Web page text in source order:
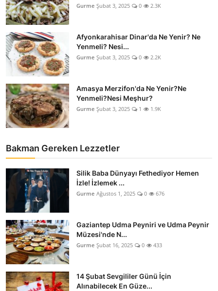
Gurme Şubat 3, 2025 0 2.3K
Afyonkarahisar Dinar'da Ne Yenir? Ne
Yenmeli? Nesi...
Gurme Şubat 3, 2025 0 2.2K
Amasya Merzifon'da Ne Yenir?Ne
Yenmeli?Nesi Meşhur?
Gurme Şubat 3, 2025 1 1.9K
Bakman Gereken Lezzetler
Silik Baba Dünyayı Fethediyor Hemen
İzle! İzlemek ...
Gurme Ağustos 1, 2025 0 676
Gaziantep Udma Peyniri ve Udma Peynir
Müzesi'nde N...
Gurme Şubat 16, 2025 0 433
14 Şubat Sevgililer Günü İçin
Alınabilecek En Güze...